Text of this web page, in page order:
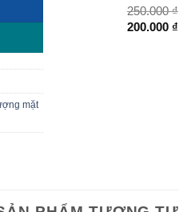
mặt
250.000₫
Giá
200.000 ₫